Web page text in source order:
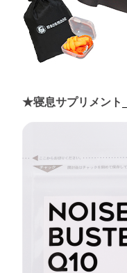
★寝息サプリメント